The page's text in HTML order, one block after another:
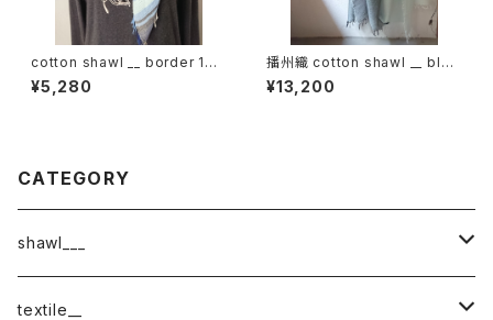
cotton shawl __ border 160
蒼昊w
¥5,280
播州織 cotton shawl __ bloc
k 220-120 月鏡KW
¥13,200
CATEGORY
shawl___
cotton
textile__